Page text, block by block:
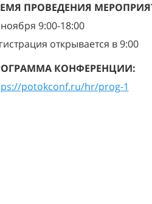
ПРОВЕДЕНИЯ
9:00-18:00
открывается в 9:00
КОНФЕРЕНЦИИ:
potokconf.ru/hr/prog-1